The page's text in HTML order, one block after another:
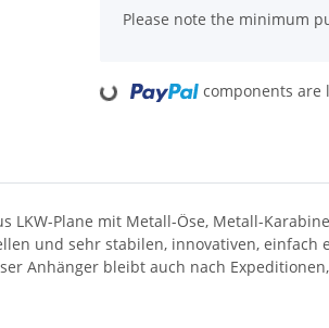
Please note the minimum
Loading... components are
LKW-Plane mit Metall-Öse, Metall-
und sehr stabilen, innovativen,
Anhänger bleibt auch nach